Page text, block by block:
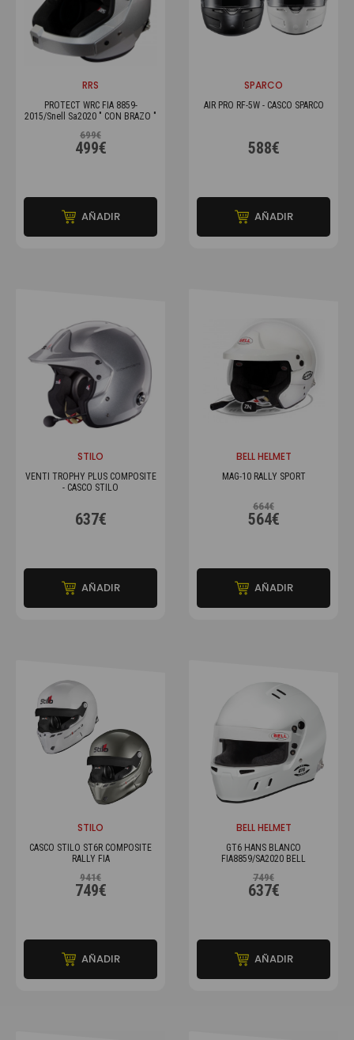
RRS
PROTECT WRC FIA 8859-
2015/Snell Sa2020 " CON BRAZO "
699€
499€
AÑADIR
SPARCO
AIR PRO RF-5W - CASCO SPARCO
588€
AÑADIR
STILO
VENTI TROPHY PLUS COMPOSITE
- CASCO STILO
637€
AÑADIR
BELL HELMET
MAG-10 RALLY SPORT
664€
564€
AÑADIR
STILO
CASCO STILO ST6R COMPOSITE
RALLY FIA
941€
749€
AÑADIR
BELL HELMET
GT6 HANS BLANCO
FIA8859/SA2020 BELL
749€
637€
AÑADIR